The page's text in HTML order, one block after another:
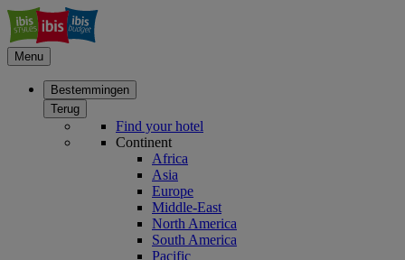
Menu
Bestemmingen
Terug
Find your hotel
Continent
Africa
Asia
Europe
Middle-East
North America
South America
Pacific